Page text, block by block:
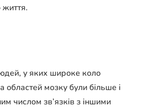
життя.
у яких широке коло
областей мозку були більше і
числом зв’язків з іншими